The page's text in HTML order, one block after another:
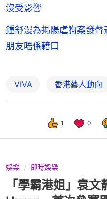
沒受影響
鍾舒漫為揭陽虐狗案發
朋友唔係藉口
VIVA 香港藝人動向
1 0
娛樂 即時娛樂
「學霸港姐」袁